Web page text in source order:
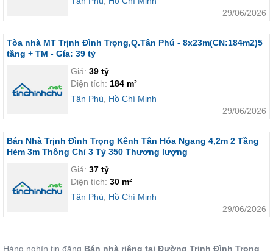
29/06/2026
Tòa nhà MT Trịnh Đình Trọng,Q.Tân Phú - 8x23m(CN:184m2)5
tầng + TM - Gía: 39 tỷ
Giá: 39 tỷ
Diện tích: 184 m²
Tân Phú
Hồ Chí Minh
29/06/2026
Bán Nhà Trịnh Đình Trọng Kênh Tân Hóa Ngang 4,2m 2 Tầng
Hẻm 3m Thông Chỉ 3 Tỷ 350 Thương lượng
Giá: 37 tỷ
Diện tích: 30 m²
Tân Phú
Hồ Chí Minh
29/06/2026
Hàng nghìn tin đăng Bán nhà riêng tại Đường Trịnh Đình Trọng